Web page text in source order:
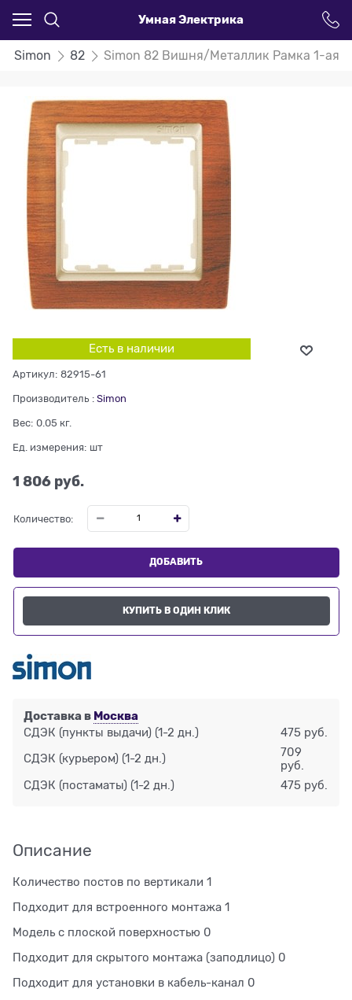
Умная Электрика
Simon 82 Simon 82 Вишня/Металлик Рамка 1-ая
Есть в наличии
Артикул: 82915-61
Производитель : Simon
Вес: 0.05 кг.
Ед. измерения: шт
1 806 руб.
Количество:
ДОБАВИТЬ
КУПИТЬ В ОДИН КЛИК
Доставка в Москва
СДЭК (пункты выдачи) (1-2 дн.) 475 руб.
СДЭК (курьером) (1-2 дн.)
709
руб.
СДЭК (постаматы) (1-2 дн.) 475 руб.
Описание
Количество постов по вертикали 1
Подходит для встроенного монтажа 1
Модель с плоской поверхностью 0
Подходит для скрытого монтажа (заподлицо) 0
Подходит для установки в кабель-канал 0